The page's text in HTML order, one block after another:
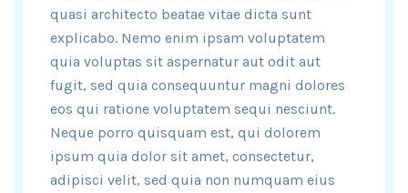
quasi architecto beatae vitae dicta sunt
explicabo. Nemo enim ipsam voluptatem
quia voluptas sit aspernatur aut odit aut
fugit, sed quia consequuntur magni dolores
eos qui ratione voluptatem sequi nesciunt.
Neque porro quisquam est, qui dolorem
ipsum quia dolor sit amet, consectetur,
adipisci velit, sed quia non numquam eius